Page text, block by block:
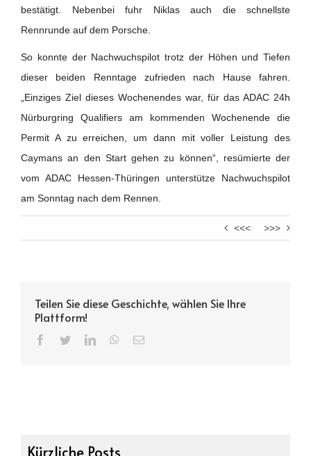
bestätigt. Nebenbei fuhr Niklas auch die schnellste
Rennrunde auf dem Porsche.
So konnte der Nachwuchspilot trotz der Höhen und Tiefen
dieser beiden Renntage zufrieden nach Hause fahren.
„Einziges Ziel dieses Wochenendes war, für das ADAC 24h
Nürburgring Qualifiers am kommenden Wochenende die
Permit A zu erreichen, um dann mit voller Leistung des
Caymans an den Start gehen zu können“, resümierte der
vom ADAC Hessen-Thüringen unterstütze Nachwuchspilot
am Sonntag nach dem Rennen.
<<< >>>
Teilen Sie diese Geschichte, wählen Sie Ihre
Plattform!
Facebook
TwitterLinkedInWhatsApp
Email
Kürzliche Posts